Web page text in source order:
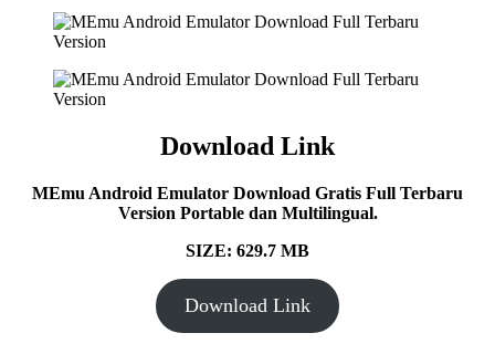
Download Link
MEmu Android Emulator Download Gratis Full Terbaru
Version Portable dan Multilingual.
SIZE: 629.7 MB
Download Link